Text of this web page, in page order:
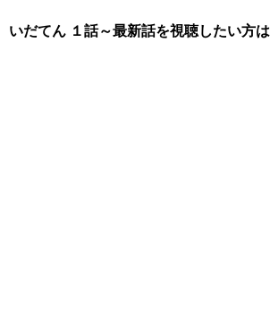
いだてん １話～最新話を視聴したい方は